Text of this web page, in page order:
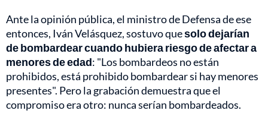
Ante la opinión pública, el ministro de Defensa de ese
entonces, Iván Velásquez, sostuvo quesolo dejarían
de bombardear cuando hubiera riesgo de afectar a
menores de edad: "Los bombardeos no están
prohibidos, está prohibido bombardear si hay menores
presentes". Pero la grabación demuestra que el
compromiso era otro: nunca serían bombardeados.